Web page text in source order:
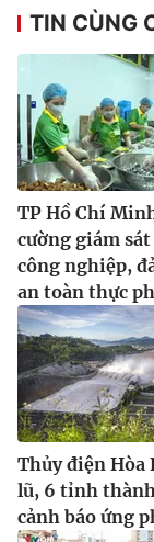
thông tin từ
TIN CÙNG
TP Hồ Chí
cường giám sát
công nghiệp,
an toàn thực
Thủy điện Hòa
lũ, 6 tỉnh
cảnh báo ứng